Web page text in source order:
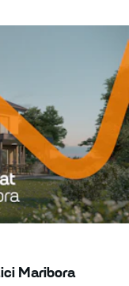
Maribora